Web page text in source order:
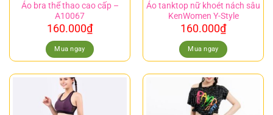
Áo bra thể thao cao cấp –
A10067
160.000₫
Mua ngay
Áo tanktop nữ khoét nách sâu
KenWomen Y-Style
160.000₫
Mua ngay